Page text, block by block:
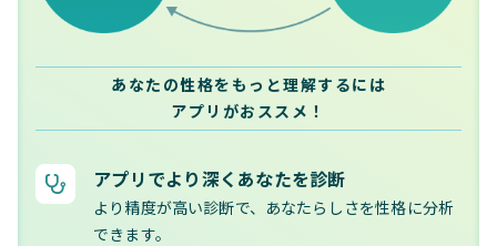
あなたの性格をもっと理解するには
アプリがおススメ！
アプリでより深くあなたを診断
より精度が高い診断で、あなたらしさを性格に分析
できます。